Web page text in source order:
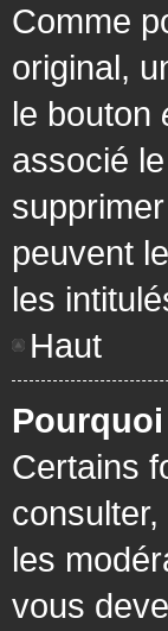
Comme
original,
le bouton
associé
peuvent
les
Haut
Certains
les
vous